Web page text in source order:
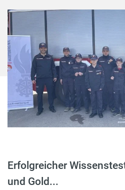
Erfolgreicher
und Gold...